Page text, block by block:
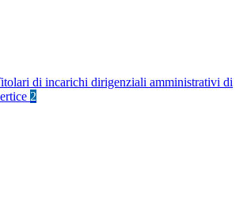
di incarichi dirigenziali amministrativi di
2